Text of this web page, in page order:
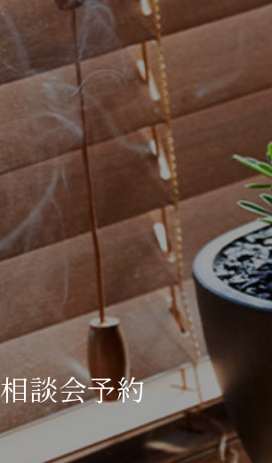
相談会予約